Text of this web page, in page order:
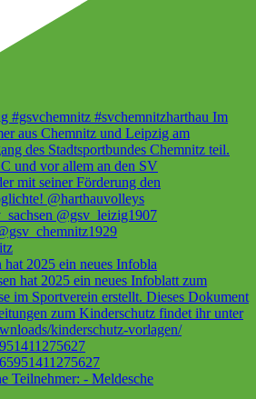
2025 ein neues Infobla
Teilnehmer: - Meldesche